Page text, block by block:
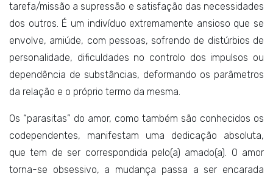
tarefa/missão a supressão e satisfação das necessidades
dos outros. É um indivíduo extremamente ansioso que se
envolve, amiúde, com pessoas, sofrendo de distúrbios de
personalidade, dificuldades no controlo dos impulsos ou
dependência de substâncias, deformando os parâmetros
da relação e o próprio termo da mesma.
Os “parasitas” do amor, como também são conhecidos os
codependentes, manifestam uma dedicação absoluta,
que tem de ser correspondida pelo(a) amado(a). O amor
torna-se obsessivo, a mudança passa a ser encarada